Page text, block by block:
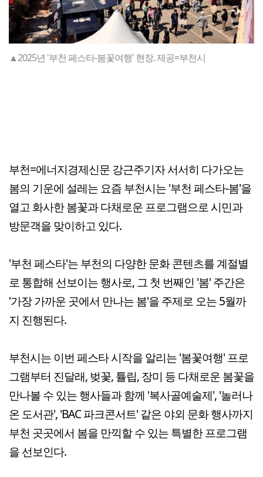
▲2025년 '부천 페스타-봄꽃여행' 현장. 제공=부천시
부천=에너지경제신문 강근주기자 서서히 다가오는
봄의 기운에 설레는 요즘 부천시는 '부천 페스타-봄'을
열고 화사한 봄꽃과 다채로운 프로그램으로 시민과
방문객을 맞이하고 있다.
'부천 페스타'는 부천의 다양한 문화 콘텐츠를 계절별
로 통합해 선보이는 행사로, 그 첫 번째인 '봄' 주간은
'가장 가까운 곳에서 만나는 봄'을 주제로 오는 5월까
지 진행된다.
부천시는 이번 페스타 시작을 알리는 '봄꽃여행' 프로
그램부터 진달래, 벚꽃, 튤립, 장미 등 다채로운 봄꽃을
만나볼 수 있는 행사들과 함께 '복사골예술제', '놀러나
온 도서관', 'BAC 파크콘서트' 같은 야외 문화 행사까지
부천 곳곳에서 봄을 만끽할 수 있는 특별한 프로그램
을 선보인다.